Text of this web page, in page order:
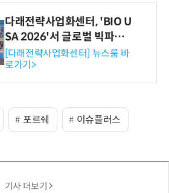
다래전략사업화센터, 'BIO U
SA 2026'서 글로벌 빅파마
와의 비즈니스 미팅 지원…K
-바이오 해외 진출 교두보 확
보
[다래전략사업화센터] 뉴스룸 바
로가기>
포르쉐 이슈플러스
기사 더보기